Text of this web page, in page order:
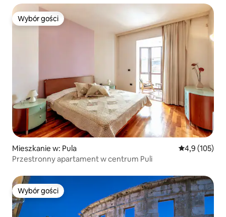
Wybór gości
Wybór gości
Mieszkanie w: Pula Średnia
4,9 (105)
Przestronny apartament w centrum Puli
Wybór gości
Wybór gości